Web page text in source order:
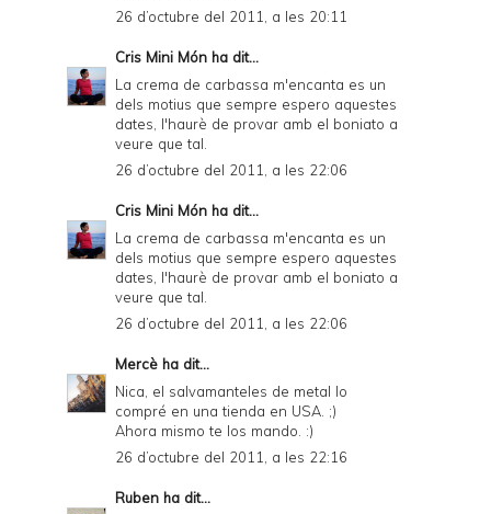
26 d’octubre del 2011, a les 20:11
Cris Mini Món ha dit...
La crema de carbassa m'encanta es un
dels motius que sempre espero aquestes
dates, l'haurè de provar amb el boniato a
veure que tal.
26 d’octubre del 2011, a les 22:06
Cris Mini Món ha dit...
La crema de carbassa m'encanta es un
dels motius que sempre espero aquestes
dates, l'haurè de provar amb el boniato a
veure que tal.
26 d’octubre del 2011, a les 22:06
Mercè ha dit...
Nica, el salvamanteles de metal lo
compré en una tienda en USA. ;)
Ahora mismo te los mando. :)
26 d’octubre del 2011, a les 22:16
Ruben ha dit...